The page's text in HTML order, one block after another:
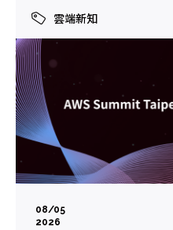
雲端新知
08/05
2026